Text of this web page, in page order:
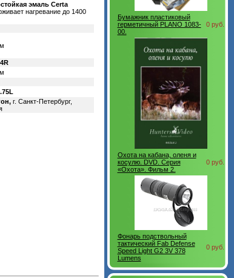
эмаль Certa
нагревание до 1400
г. Санкт-Петербург,
Бумажник пластиковый
герметичный PLANO 1083-
00.
0 руб.
Охота на кабана, оленя и
косулю. DVD. Серия
«Охота». Фильм 2.
0 руб.
Фонарь подствольный
тактический Fab Defense
Speed Light G2 3V 378
Lumens
0 руб.